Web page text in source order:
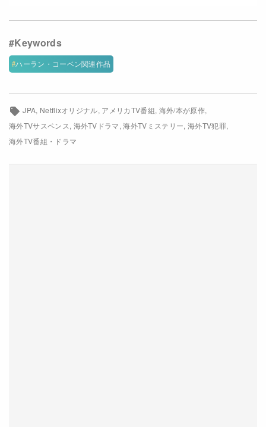
マイロ・ヴィンティミリア
ピーター・アウターブリッジ ジョナサン・タッカー
ハーラン・コーベン関連作品
JPA Netflixオリジナル アメリカTV番組 海外/本が原作
海外TVサスペンス 海外TVドラマ 海外TVミステリー 海外TV犯罪
海外TV番組・ドラマ